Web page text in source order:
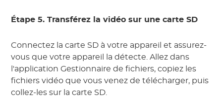
Étape 5. Transférez la vidéo sur une carte SD
Connectez la carte SD à votre appareil et assurez-
vous que votre appareil la détecte. Allez dans
l'application Gestionnaire de fichiers, copiez les
fichiers vidéo que vous venez de télécharger, puis
collez-les sur la carte SD.